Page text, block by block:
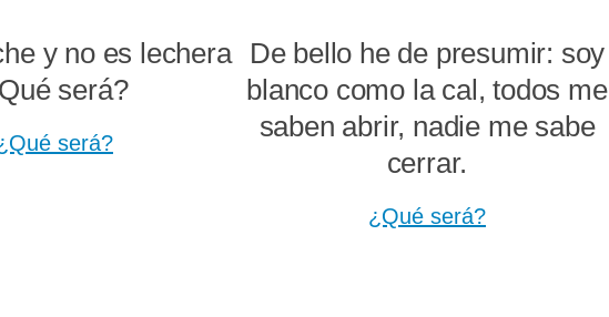
y no es lechera
será?
será?
De bello he de presumir: soy
blanco como la cal, todos me
saben abrir, nadie me sabe
cerrar.
¿Qué será?